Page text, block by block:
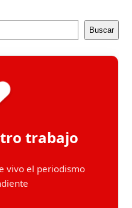
Buscar
trabajo
vivo el periodismo